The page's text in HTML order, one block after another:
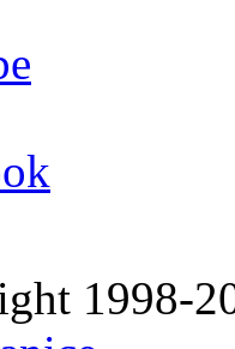
1998-